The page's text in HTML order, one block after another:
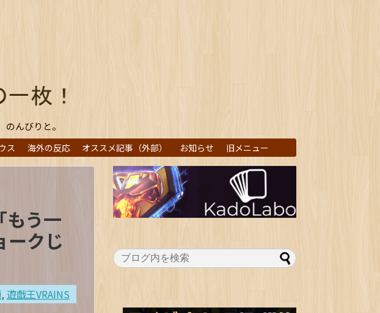
んびりと。
ス 海外の反応 オススメ記事（外部） お知らせ 旧メニュー
う一
クじ
, 遊戯王VRAINS